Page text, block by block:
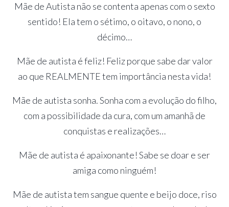
Mãe de Autista não se contenta apenas com o sexto
sentido! Ela tem o sétimo, o oitavo, o nono, o
décimo…
Mãe de autista é feliz! Feliz porque sabe dar valor
ao que REALMENTE tem importância nesta vida!
Mãe de autista sonha. Sonha com a evolução do filho,
com a possibilidade da cura, com um amanhã de
conquistas e realizações…
Mãe de autista é apaixonante! Sabe se doar e ser
amiga como ninguém!
Mãe de autista tem sangue quente e beijo doce, riso